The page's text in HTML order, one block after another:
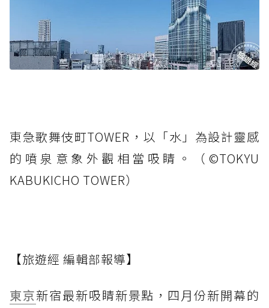
東急歌舞伎町TOWER，以「水」為設計靈感
的噴泉意象外觀相當吸睛。（©️TOKYU
KABUKICHO TOWER）
【旅遊經 編輯部報導】
東京新宿最新吸睛新景點，四月份新開幕的